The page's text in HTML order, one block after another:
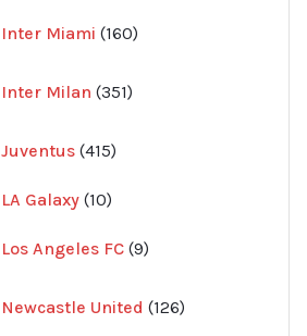
Inter Miami 160
produkter
Inter Milan 351
produkter
Juventus 415
produkter
LA Galaxy 1010
Los Angeles FC 9
produkter
Newcastle United 126
produkter